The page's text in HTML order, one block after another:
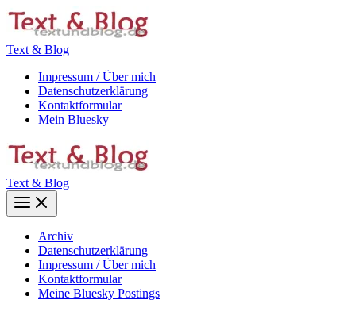
Zum
Inhalt
Text & Blog
Impressum / Über mich
Datenschutzerklärung
Kontaktformular
Mein Bluesky
Text & Blog
Main
Menu
Archiv
Datenschutzerklärung
Impressum / Über mich
Kontaktformular
Meine Bluesky Postings